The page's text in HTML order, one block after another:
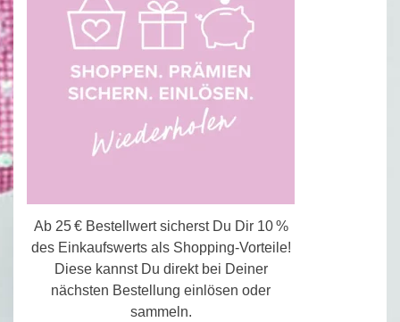
Ab 25 € Bestellwert sicherst Du Dir 10 %
des Einkaufswerts als Shopping-Vorteile!
Diese kannst Du direkt bei Deiner
nächsten Bestellung einlösen oder
sammeln.